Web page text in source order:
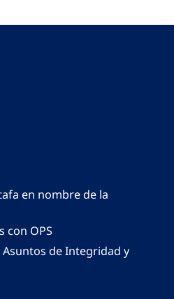
en nombre de la
con OPS
de Integridad y